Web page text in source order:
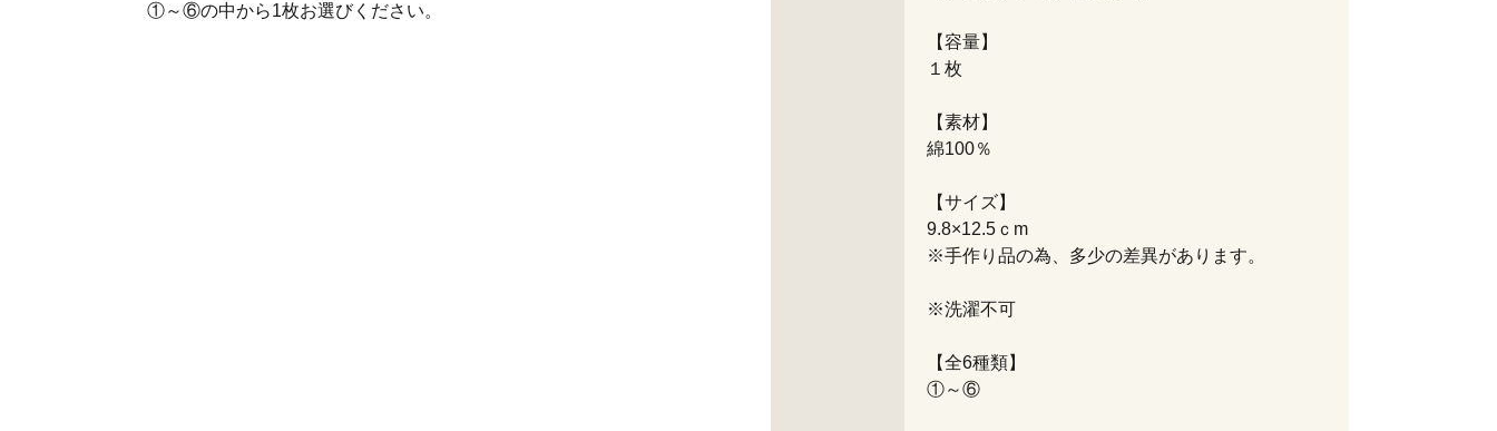
①～⑥の中から1枚お選びください。
【容量】
１枚
【素材】
綿100％
【サイズ】
9.8×12.5ｃm
※手作り品の為、多少の差異があります。
※洗濯不可
【全6種類】
①～⑥